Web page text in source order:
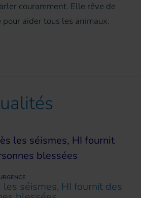
couramment. Elle rêve de
aider tous les animaux.
les séismes, HI fournit des